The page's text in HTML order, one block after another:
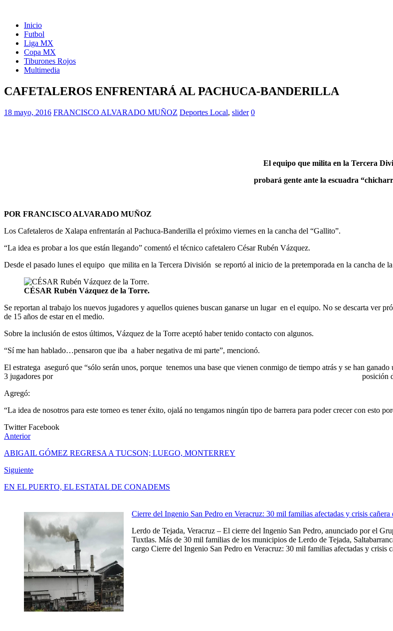
Inicio
Futbol
Liga MX
Copa MX
Tiburones Rojos
Multimedia
CAFETALEROS ENFRENTARÁ AL PACHUCA-BANDERILLA
18 mayo, 2016 FRANCISCO ALVARADO MUÑOZ Deportes Local, slider 0
El equipo que milita en la Tercera
probará gente ante la escuadra
POR FRANCISCO ALVARADO MUÑOZ
Los Cafetaleros de Xalapa enfrentarán al Pachuca-Banderilla el próximo viernes en la cancha del “Gallito”.
“La idea es probar a los que están llegando” comentó el técnico cafetalero César Rubén Vázquez.
Desde el pasado lunes el equipo que milita en la Tercera División se reportó al inicio de la pretemporada en la cancha de
CÉSAR Rubén Vázquez de la Torre.
Se reportan al trabajo los nuevos jugadores y aquellos quienes buscan ganarse un lugar en el equipo. No se descarta
de 15 años de estar en el medio.
Sobre la inclusión de estos últimos, Vázquez de la Torre aceptó haber tenido contacto con algunos.
“Sí me han hablado…pensaron que iba a haber negativa de mi parte”, mencionó.
El estratega aseguró que “sólo serán unos, porque tenemos una base que vienen conmigo de tiempo atrás y se han
3 jugadores por posición de buen nivel y que haya
Agregó:
“La idea de nosotros para este torneo es tener éxito, ojalá no tengamos ningún tipo de barrera para poder crecer con esto
TwitterFacebook
Anterior
ABIGAIL GÓMEZ REGRESA A TUCSON; LUEGO, MONTERREY
Siguiente
EN EL PUERTO, EL ESTATAL DE CONADEMS
Cierre del Ingenio San Pedro en Veracruz: 30 mil familias afectadas y crisis cañera
Lerdo de Tejada, Veracruz – El cierre del Ingenio San Pedro, anunciado por el
Tuxtlas. Más de 30 mil familias de los municipios de Lerdo de Tejada,
cargo Cierre del Ingenio San Pedro en Veracruz: 30 mil familias afectadas y